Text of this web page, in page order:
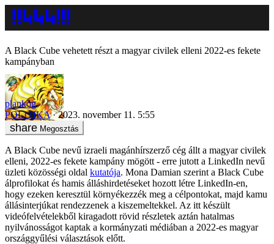
A Black Cube vehetett részt a magyar civilek elleni 2022-es fekete
kampányban
plankog
POLITIKA
2023. november 11. 5:55
Megosztás
A Black Cube nevű izraeli magánhírszerző cég állt a magyar civilek
elleni, 2022-es fekete kampány mögött - erre jutott a LinkedIn nevű
üzleti közösségi oldal kutatója. Mona Damian szerint a Black Cube
álprofilokat és hamis álláshirdetéseket hozott létre LinkedIn-en,
hogy ezeken keresztül környékezzék meg a célpontokat, majd kamu
állásinterjúkat rendezzenek a kiszemeltekkel. Az itt készült
videófelvételekből kiragadott rövid részletek aztán hatalmas
nyilvánosságot kaptak a kormányzati médiában a 2022-es magyar
országgyűlési választások előtt.